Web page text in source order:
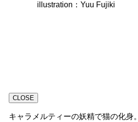
illustration：Yuu Fujiki
CLOSE
キャラメルティーの妖精で猫の化身。